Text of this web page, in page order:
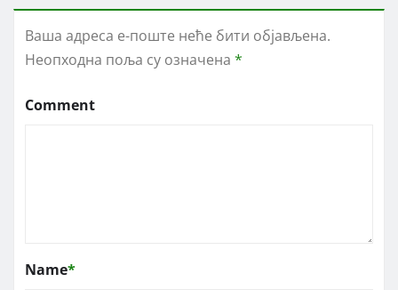
Ваша адреса е-поште неће бити објављена.
Неопходна поља су означена *
Comment
Name*